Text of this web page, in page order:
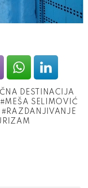
DESTINACIJA
MEŠA SELIMOVIĆ
RAZDANJIVANJE